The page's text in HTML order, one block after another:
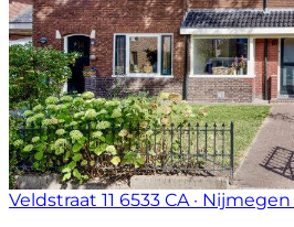
Veldstraat 11 6533 CA · Nijmegen